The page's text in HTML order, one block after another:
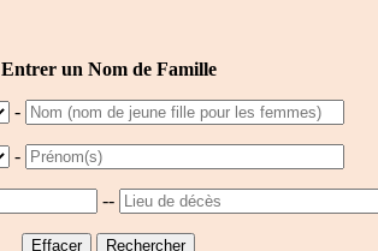
Entrer un Nom de Famille
-
-
--